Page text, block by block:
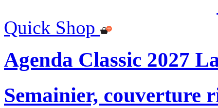
Quick Shop
Agenda Classic 2027
Semainier, couverture